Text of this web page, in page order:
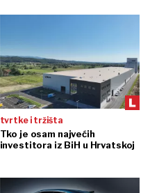
tvrtke i tržišta
Tko je osam najvećih
investitora iz BiH u Hrvatskoj